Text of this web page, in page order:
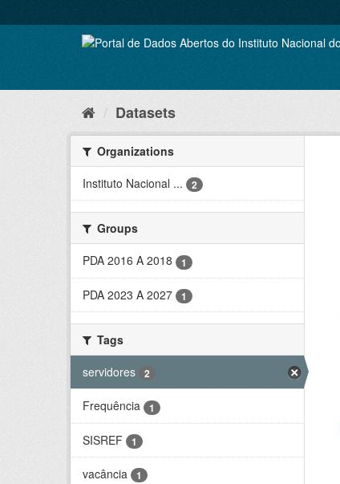
to
Datasets
Organizations
Instituto Nacional ...
2
Groups
PDA 2016 A 2018
1
PDA 2023 A 2027 1
Tags
servidores
2
Frequência 1
SISREF 1
vacância 1